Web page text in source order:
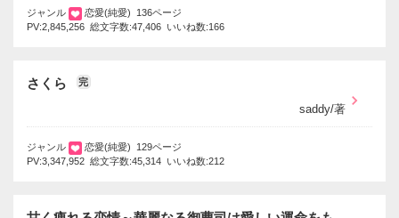
ジャンル
恋愛(純愛) 136ページ
PV:2,845,256 総文字数:47,406 いいね数:166
さくら 完
saddy/著
ジャンル
恋愛(純愛) 129ページ
PV:3,347,952 総文字数:45,314 いいね数:212